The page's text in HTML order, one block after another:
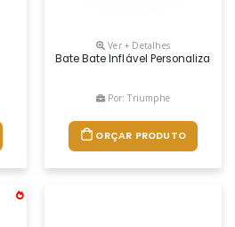
Ver + Detalhes
Bate Bate Inflável Personalizado -
Por: Triumphe
ORÇAR PRODUTO